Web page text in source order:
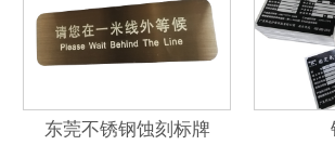
东莞不锈钢蚀刻标牌